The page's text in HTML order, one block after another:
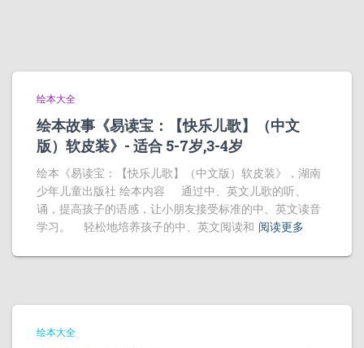
绘本大全
绘本故事《易读宝：【快乐儿歌】（中文
版）软皮装》- 适合 5-7岁,3-4岁
绘本《易读宝：【快乐儿歌】（中文版）软皮装》，湖南
少年儿童出版社 绘本内容 通过中、英文儿歌的听、
诵，提高孩子的语感，让小朋友接受标准的中、英文读音
学习。 轻松地培养孩子的中、英文阅读和 阅读更多
绘本大全